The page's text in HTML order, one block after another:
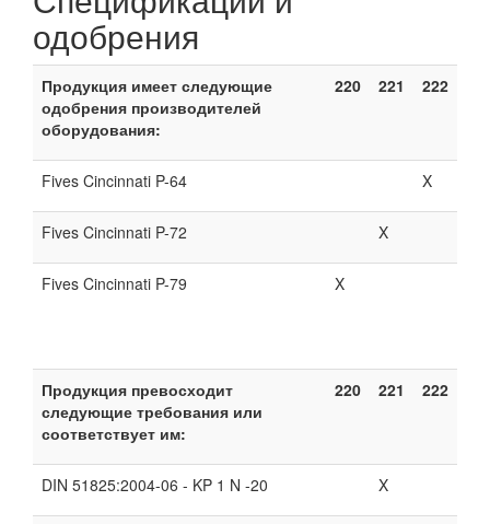
одобрения
Продукция имеет следующие
одобрения производителей
оборудования:
220 221 222
Fives Cincinnati P-64 X
Fives Cincinnati P-72 X
Fives Cincinnati P-79 X
Продукция превосходит
следующие требования или
соответствует им:
220 221 222
DIN 51825:2004-06 - KP 1 N -20 X